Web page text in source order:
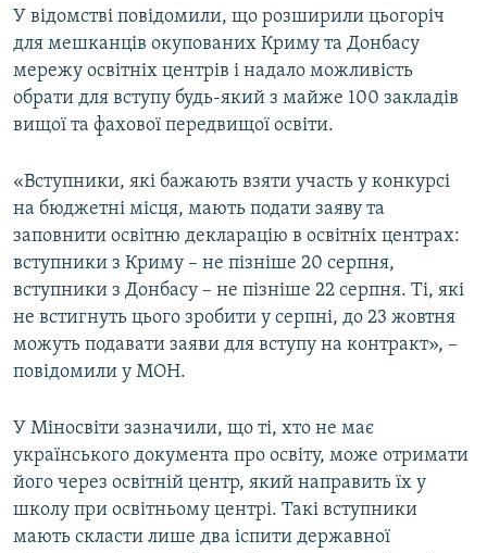
У відомстві повідомили, що розширили цьогоріч
для мешканців окупованих Криму та Донбасу
мережу освітніх центрів і надало можливість
обрати для вступу будь-який з майже 100 закладів
вищої та фахової передвищої освіти.
«Вступники, які бажають взяти участь у конкурсі
на бюджетні місця, мають подати заяву та
заповнити освітню декларацію в освітніх центрах:
вступники з Криму – не пізніше 20 серпня,
вступники з Донбасу – не пізніше 22 серпня. Ті, які
не встигнуть цього зробити у серпні, до 23 жовтня
можуть подавати заяви для вступу на контракт», –
повідомили у МОН.
У Міносвіти зазначили, що ті, хто не має
українського документа про освіту, може отримати
його через освітній центр, який направить їх у
школу при освітньому центрі. Такі вступники
мають скласти лише два іспити державної